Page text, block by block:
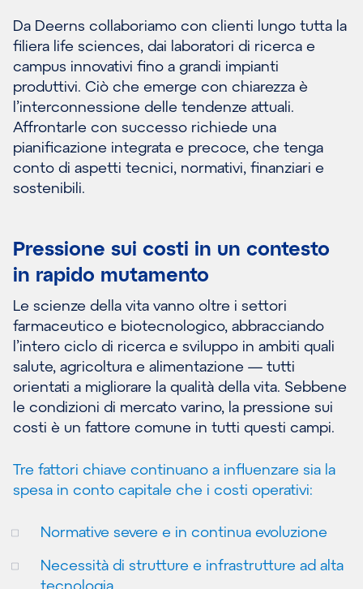
Da Deerns collaboriamo con clienti lungo tutta la
filiera life sciences, dai laboratori di ricerca e
campus innovativi fino a grandi impianti
produttivi. Ciò che emerge con chiarezza è
l’interconnessione delle tendenze attuali.
Affrontarle con successo richiede una
pianificazione integrata e precoce, che tenga
conto di aspetti tecnici, normativi, finanziari e
sostenibili.
Pressione sui costi in un contesto
in rapido mutamento
Le scienze della vita vanno oltre i settori
farmaceutico e biotecnologico, abbracciando
l’intero ciclo di ricerca e sviluppo in ambiti quali
salute, agricoltura e alimentazione — tutti
orientati a migliorare la qualità della vita. Sebbene
le condizioni di mercato varino, la pressione sui
costi è un fattore comune in tutti questi campi.
Tre fattori chiave continuano a influenzare sia la
spesa in conto capitale che i costi operativi:
Normative severe e in continua evoluzione
Necessità di strutture e infrastrutture ad alta
tecnologia